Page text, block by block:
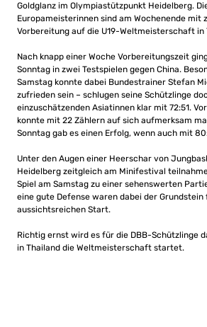
Goldglanz im Olympiastützpunkt Heidelberg.
Europameisterinnen sind am Wochenende mit
Vorbereitung auf die U19-Weltmeisterschaft
Nach knapp einer Woche Vorbereitungszeit
Sonntag in zwei Testspielen gegen China.
Samstag konnte dabei Bundestrainer Stefan
zufrieden sein – schlugen seine Schützlinge
einzuschätzenden Asiatinnen klar mit 72:51.
konnte mit 22 Zählern auf sich aufmerksam
Sonntag gab es einen Erfolg, wenn auch mit
Unter den Augen einer Heerschar von
Heidelberg zeitgleich am Minifestival
Spiel am Samstag zu einer sehenswerten
eine gute Defense waren dabei der Grundstein
aussichtsreichen Start.
Richtig ernst wird es für die DBB-Schützlinge
in Thailand die Weltmeisterschaft startet.